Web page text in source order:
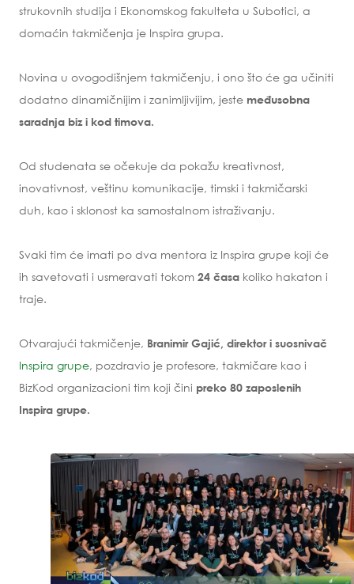
strukovnih studija i Ekonomskog fakulteta u Subotici, a
domaćin takmičenja je Inspira grupa.
Novina u ovogodišnjem takmičenju, i ono što će ga učiniti
dodatno dinamičnijim i zanimljivijim, jeste međusobna
saradnja biz i kod timova.
Od studenata se očekuje da pokažu kreativnost,
inovativnost, veštinu komunikacije, timski i takmičarski
duh, kao i sklonost ka samostalnom istraživanju.
Svaki tim će imati po dva mentora iz Inspira grupe koji će
ih savetovati i usmeravati tokom 24 časa koliko hakaton i
traje.
Otvarajući takmičenje, Branimir Gajić, direktor i suosnivač
Inspira grupe, pozdravio je profesore, takmičare kao i
BizKod organizacioni tim koji čini preko 80 zaposlenih
Inspira grupe.